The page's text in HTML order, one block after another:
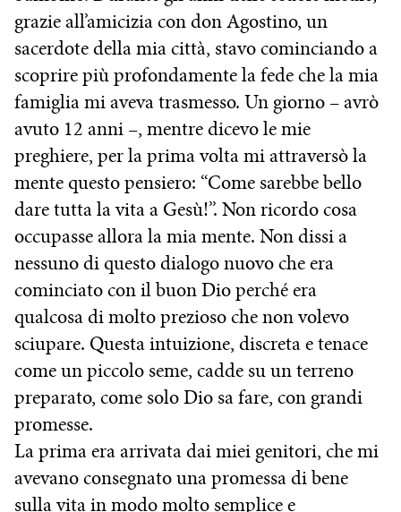
grazie all’amicizia con don Agostino, un
sacerdote della mia città, stavo cominciando a
scoprire più profondamente la fede che la mia
famiglia mi aveva trasmesso. Un giorno – avrò
avuto 12 anni –, mentre dicevo le mie
preghiere, per la prima volta mi attraversò la
mente questo pensiero: “Come sarebbe bello
dare tutta la vita a Gesù!”. Non ricordo cosa
occupasse allora la mia mente. Non dissi a
nessuno di questo dialogo nuovo che era
cominciato con il buon Dio perché era
qualcosa di molto prezioso che non volevo
sciupare. Questa intuizione, discreta e tenace
come un piccolo seme, cadde su un terreno
preparato, come solo Dio sa fare, con grandi
promesse.
La prima era arrivata dai miei genitori, che mi
avevano consegnato una promessa di bene
sulla vita in modo molto semplice e